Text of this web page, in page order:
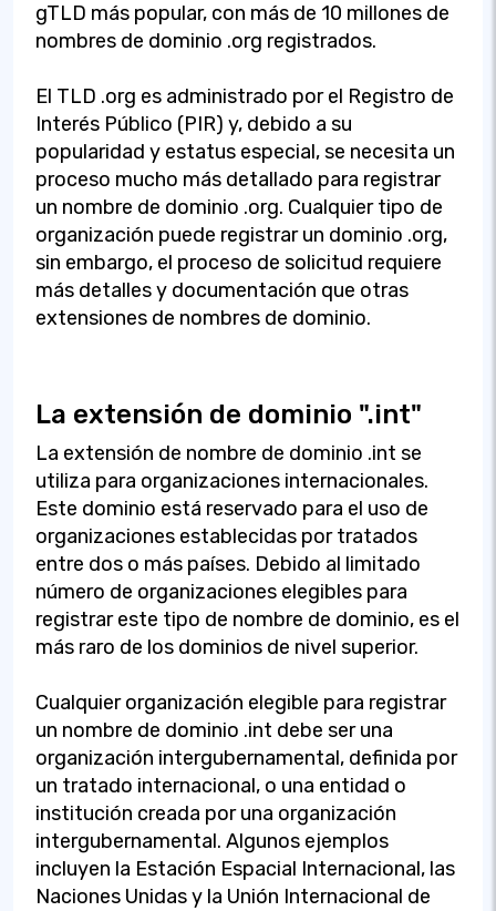
gTLD más popular, con más de 10 millones de
nombres de dominio .org registrados.
El TLD .org es administrado por el Registro de
Interés Público (PIR) y, debido a su
popularidad y estatus especial, se necesita un
proceso mucho más detallado para registrar
un nombre de dominio .org. Cualquier tipo de
organización puede registrar un dominio .org,
sin embargo, el proceso de solicitud requiere
más detalles y documentación que otras
extensiones de nombres de dominio.
La extensión de dominio ".int"
La extensión de nombre de dominio .int se
utiliza para organizaciones internacionales.
Este dominio está reservado para el uso de
organizaciones establecidas por tratados
entre dos o más países. Debido al limitado
número de organizaciones elegibles para
registrar este tipo de nombre de dominio, es el
más raro de los dominios de nivel superior.
Cualquier organización elegible para registrar
un nombre de dominio .int debe ser una
organización intergubernamental, definida por
un tratado internacional, o una entidad o
institución creada por una organización
intergubernamental. Algunos ejemplos
incluyen la Estación Espacial Internacional, las
Naciones Unidas y la Unión Internacional de